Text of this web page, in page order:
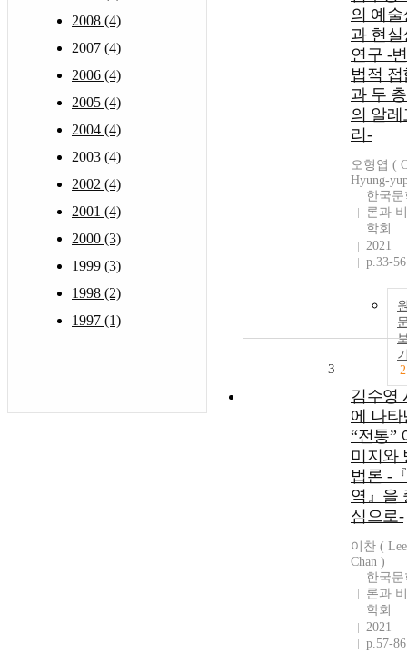
2008 (4)
2007 (4)
2006 (4)
2005 (4)
2004 (4)
2003 (4)
2002 (4)
2001 (4)
2000 (3)
1999 (3)
1998 (2)
1997 (1)
의 예술
과 현실
연구 -
법적 접
과 두
의 알레
리-
오형엽 (
Hyung-
한국
론과
학회
2021
p.33-56
2
3
김수영
에 나타
“전통”
미지와
법론 -
역』을
심으로-
이찬 ( Lee
Chan )
한국
론과
학회
2021
p.57-86